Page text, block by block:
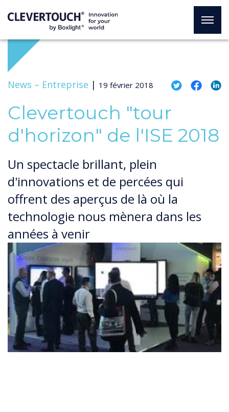
News – Entreprise | 19 février 2018
Clevertouch "tour
d'horizon" de l'ISE 2018
Un spectacle brillant, plein
d'innovations et de percées qui
offrent des aperçus de là où la
technologie nous mènera dans les
années à venir